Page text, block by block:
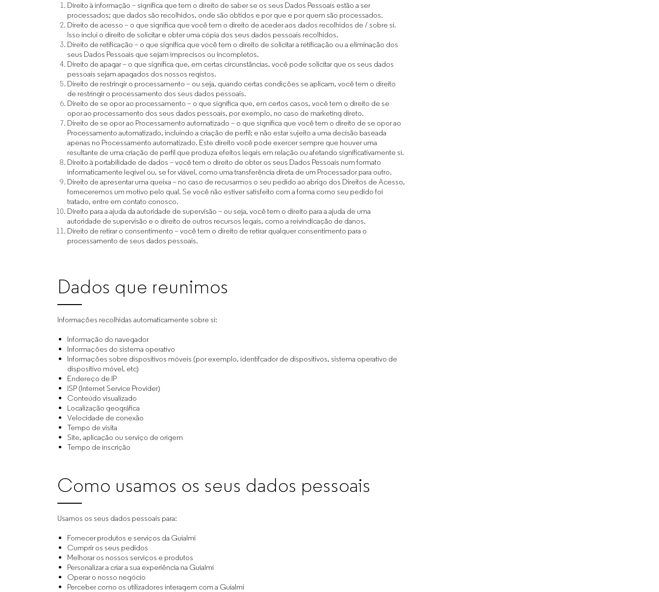
Direito à informação – significa que tem o direito de saber se os seus Dados Pessoais estão a ser
processados; que dados são recolhidos, onde são obtidos e por que e por quem são processados.
Direito de acesso – o que significa que você tem o direito de aceder aos dados recolhidos de / sobre si.
Isso inclui o direito de solicitar e obter uma cópia dos seus dados pessoais recolhidos.
Direito de retificação – o que significa que você tem o direito de solicitar a retificação ou a eliminação dos
seus Dados Pessoais que sejam imprecisos ou incompletos.
Direito de apagar – o que significa que, em certas circunstâncias, você pode solicitar que os seus dados
pessoais sejam apagados dos nossos registos.
Direito de restringir o processamento – ou seja, quando certas condições se aplicam, você tem o direito
de restringir o processamento dos seus dados pessoais.
Direito de se opor ao processamento – o que significa que, em certos casos, você tem o direito de se
opor ao processamento dos seus dados pessoais, por exemplo, no caso de marketing direto.
Direito de se opor ao Processamento automatizado – o que significa que você tem o direito de se opor ao
Processamento automatizado, incluindo a criação de perfil; e não estar sujeito a uma decisão baseada
apenas no Processamento automatizado. Este direito você pode exercer sempre que houver uma
resultante de uma criação de perfil que produza efeitos legais em relação ou afetando significativamente si.
Direito à portabilidade de dados – você tem o direito de obter os seus Dados Pessoais num formato
informaticamente legível ou, se for viável, como uma transferência direta de um Processador para outro.
Direito de apresentar uma queixa – no caso de recusarmos o seu pedido ao abrigo dos Direitos de Acesso,
forneceremos um motivo pelo qual. Se você não estiver satisfeito com a forma como seu pedido foi
tratado, entre em contato conosco.
Direito para a ajuda da autoridade de supervisão – ou seja, você tem o direito para a ajuda de uma
autoridade de supervisão e o direito de outros recursos legais, como a reivindicação de danos.
Direito de retirar o consentimento – você tem o direito de retirar qualquer consentimento para o
processamento de seus dados pessoais.
Dados que reunimos
Informações recolhidas automaticamente sobre si:
Informação do navegador
Informações do sistema operativo
Informações sobre dispositivos móveis (por exemplo, identifcador de dispositivos, sistema operativo de
dispositivo móvel, etc)
Endereço de IP
ISP (Internet Service Provider)
Conteúdo visualizado
Localização geográfica
Velocidade de conexão
Tempo de visita
Site, aplicação ou serviço de origem
Tempo de inscrição
Como usamos os seus dados pessoais
Usamos os seus dados pessoais para:
Fornecer produtos e serviços da Guialmi
Cumprir os seus pedidos
Melhorar os nossos serviços e produtos
Personalizar a criar a sua experiência na Guialmi
Operar o nosso negócio
Perceber como os utilizadores interagem com a Guialmi